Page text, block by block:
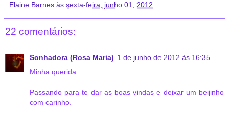
Elaine Barnes às sexta-feira, junho 01, 2012
22 comentários:
Sonhadora (Rosa Maria) 1 de junho de 2012 às 16:35
Minha querida
Passando para te dar as boas vindas e deixar um beijinho
com carinho.